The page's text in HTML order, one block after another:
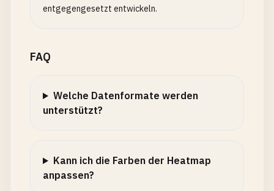
entgegengesetzt entwickeln.
FAQ
Welche Datenformate werden
unterstützt?
Kann ich die Farben der Heatmap
anpassen?